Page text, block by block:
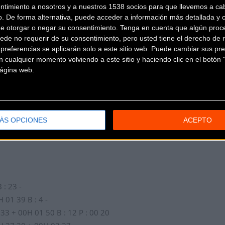
a nosotros y a nuestros 1538 socios para que llevemos a
De forma alternativa, puede acceder a información más detallada y
otorgar o negar su consentimiento. Tenga en cuenta que algún
no requerir de su consentimiento, pero usted tiene el derecho de
se aplicarán solo a este sitio web. Puede cambiar sus
cualquier momento volviendo a este sitio y haciendo clic en el botón
web.
OPCIONES ACEPTO
de@ciclismortve @josuelena con @MikelLandaMeana
de 2018
: 23 -
01 39 B : 4 -
+ 00H 01 50 B : 12 P : 00 20